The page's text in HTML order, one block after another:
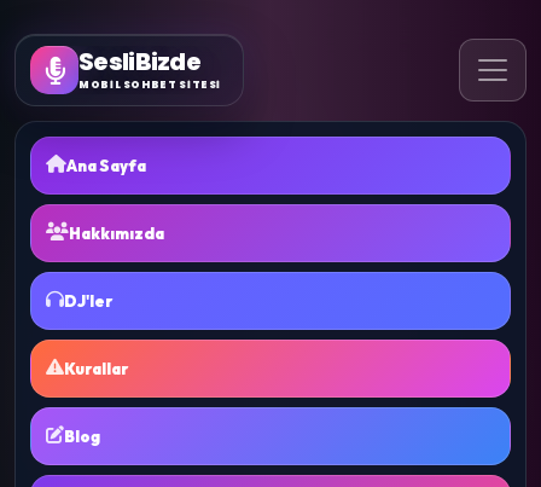
SesliBizde
MOBİL SOHBET SİTESİ
Ana Sayfa
Hakkımızda
DJ'ler
Kurallar
Blog